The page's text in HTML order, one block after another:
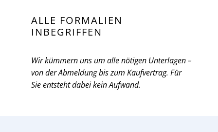
ALLE FORMALIEN
INBEGRIFFEN
Wir kümmern uns um alle nötigen Unterlagen –
von der Abmeldung bis zum Kaufvertrag. Für
Sie entsteht dabei kein Aufwand.